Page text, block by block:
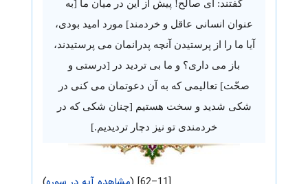
گفتند: ای صالح! پیش از این در میان ما [به
عنوان انسانی عاقل و خردمند] مورد امید بودی،
آیا ما را از پرستیدن آنچه پدرانمان می پرستیدند،
باز می داری؟ و ما بی تردید در [درستی و
صحّت] تعالیمی که به آن دعوتمان می کنی در
شکی شدید و سخت هستیم [چنان شکی که در
خردمندی تو نیز دچار تردیدیم.]